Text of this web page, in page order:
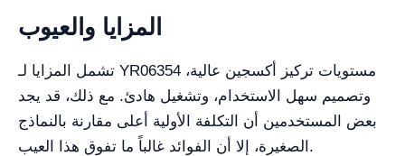
المزايا والعيوب
تشمل المزايا لـ YR06354 مستويات تركيز أكسجين عالية،
وتصميم سهل الاستخدام، وتشغيل هادئ. مع ذلك، قد يجد
بعض المستخدمين أن التكلفة الأولية أعلى مقارنة بالنماذج
الصغيرة، إلا أن الفوائد غالباً ما تفوق هذا العيب.